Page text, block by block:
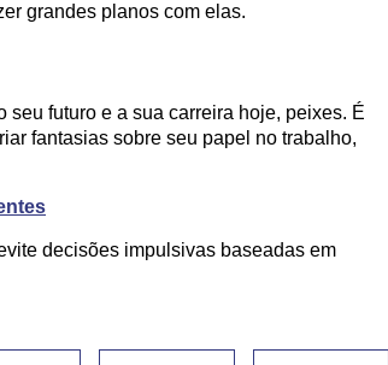
grandes planos com elas.
seu futuro e a sua carreira hoje, peixes. É
fantasias sobre seu papel no trabalho,
decisões impulsivas baseadas em